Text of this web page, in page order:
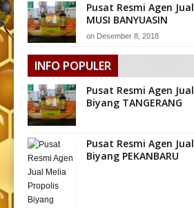
Pusat Resmi Agen
MUSI BANYUASIN
on Desember 8, 2018
INFO POPULER
Pusat Resmi Agen
Biyang TANGERANG
Pusat Resmi Agen
Biyang PEKANBARU